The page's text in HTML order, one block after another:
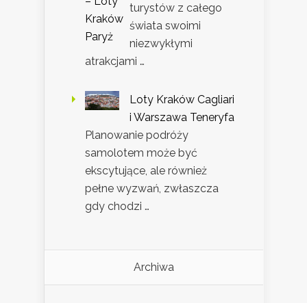
turystów z całego
świata swoimi
niezwykłymi
atrakcjami …
Loty Kraków Cagliari
i Warszawa Teneryfa
Planowanie podróży
samolotem może być
ekscytujące, ale również
pełne wyzwań, zwłaszcza
gdy chodzi …
Archiwa